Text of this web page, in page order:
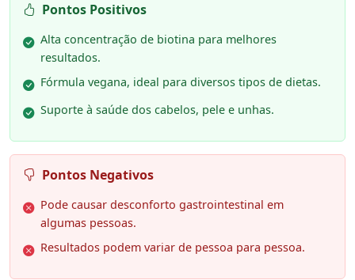
Pontos Positivos
Alta concentração de biotina para melhores
resultados.
Fórmula vegana, ideal para diversos tipos de dietas.
Suporte à saúde dos cabelos, pele e unhas.
Pontos Negativos
Pode causar desconforto gastrointestinal em
algumas pessoas.
Resultados podem variar de pessoa para pessoa.